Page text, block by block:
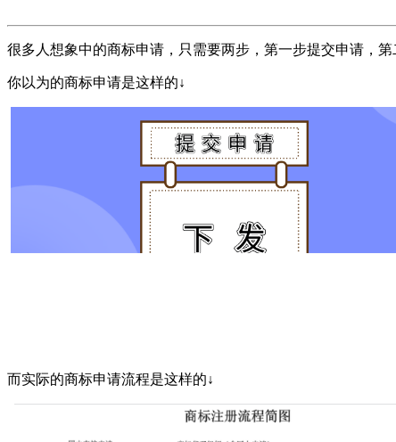
很多人想象中的商标申请，只需要两步，第一步提交申请，第
你以为的商标申请是这样的↓
而实际的商标申请流程是这样的↓